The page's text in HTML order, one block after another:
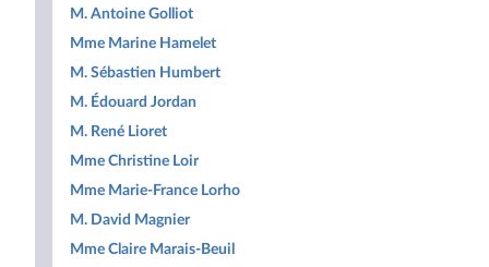
M. Antoine Golliot
Mme Marine Hamelet
M. Sébastien Humbert
M. Édouard Jordan
M. René Lioret
Mme Christine Loir
Mme Marie-France Lorho
M. David Magnier
Mme Claire Marais-Beuil